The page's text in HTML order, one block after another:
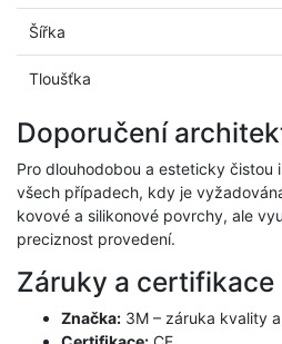
Šířka
Tloušťka
Doporučení
Pro dlouhodobou a esteticky čistou
všech případech, kdy je
kovové a silikonové povrchy, ale
preciznost provedení.
Záruky a certifikace
Značka: 3M – záruka kvality